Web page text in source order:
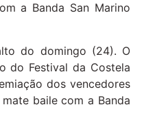
a Banda San Marino
do domingo (24). O
do Festival da Costela
dos vencedores
baile com a Banda